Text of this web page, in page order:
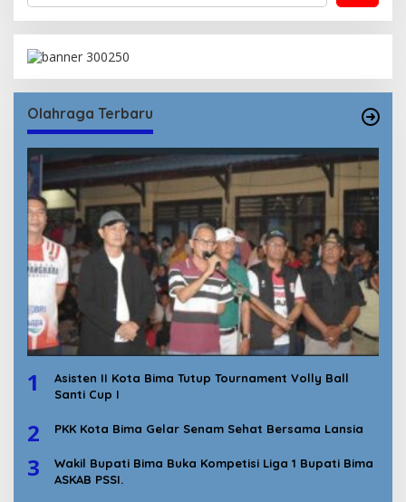
Olahraga Terbaru
1
Asisten II Kota Bima Tutup Tournament Volly Ball
Santi Cup I
2 PKK Kota Bima Gelar Senam Sehat Bersama Lansia
3
Wakil Bupati Bima Buka Kompetisi Liga 1 Bupati Bima
ASKAB PSSI.